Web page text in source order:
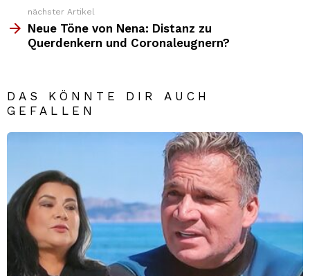
nächster Artikel
Neue Töne von Nena: Distanz zu
Querdenkern und Coronaleugnern?
DAS KÖNNTE DIR AUCH
GEFALLEN